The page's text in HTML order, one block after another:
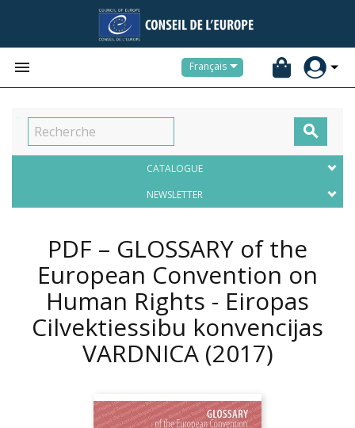
 Français

CATALOGUE
NEWSLETTER
PDF – GLOSSARY of the
European Convention on
Human Rights - Eiropas
Cilvektiessibu konvencijas
VARDNICA (2017)